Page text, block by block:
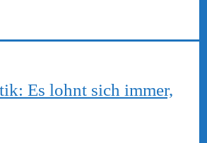
Es lohnt sich immer,